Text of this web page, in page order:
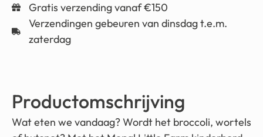
Gratis verzending vanaf €150
Verzendingen gebeuren van dinsdag t.e.m.
zaterdag
Productomschrijving
Wat eten we vandaag? Wordt het broccoli, wortels